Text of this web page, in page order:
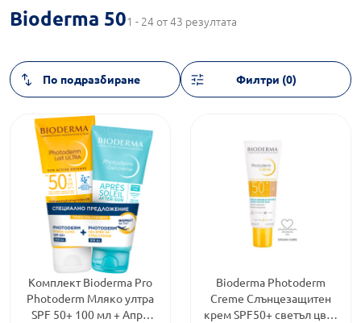
Bioderma 501 - 24 от 43 резултата
Филтри (0)
Комплект Bioderma Pro
Photoderm Мляко ултра
SPF 50+ 100 мл + Апре
Bioderma Photoderm
Creme Слънцезащитен
крем SPF50+ светъл цвят